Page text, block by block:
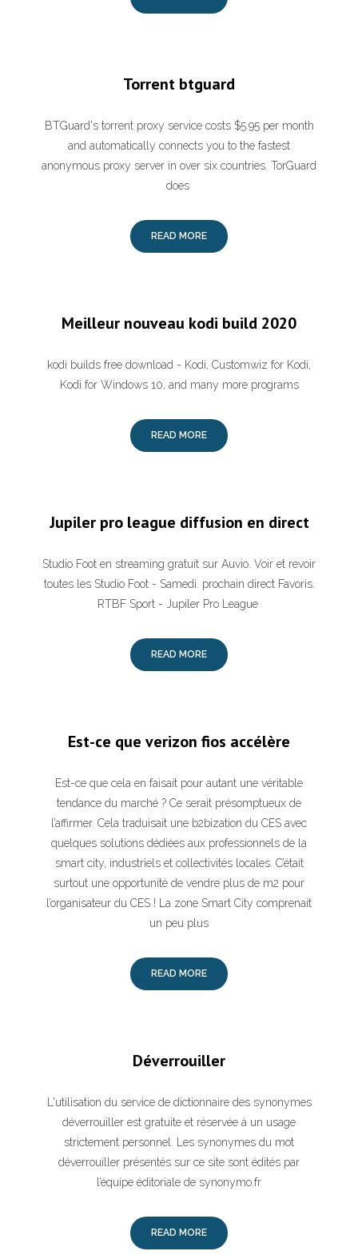
Torrent btguard
BTGuard's torrent proxy service costs $5.95 per month
and automatically connects you to the fastest
anonymous proxy server in over six countries. TorGuard
does
READ MORE
Meilleur nouveau kodi build 2020
kodi builds free download - Kodi, Customwiz for Kodi,
Kodi for Windows 10, and many more programs
READ MORE
Jupiler pro league diffusion en direct
Studio Foot en streaming gratuit sur Auvio. Voir et revoir
toutes les Studio Foot - Samedi. prochain direct Favoris.
RTBF Sport - Jupiler Pro League
READ MORE
Est-ce que verizon fios accélère
Est-ce que cela en faisait pour autant une véritable
tendance du marché ? Ce serait présomptueux de
l’affirmer. Cela traduisait une b2bization du CES avec
quelques solutions dédiées aux professionnels de la
smart city, industriels et collectivités locales. C’était
surtout une opportunité de vendre plus de m2 pour
l’organisateur du CES ! La zone Smart City comprenait
un peu plus
READ MORE
Déverrouiller
L'utilisation du service de dictionnaire des synonymes
déverrouiller est gratuite et réservée à un usage
strictement personnel. Les synonymes du mot
déverrouiller présentés sur ce site sont édités par
l’équipe éditoriale de synonymo.fr
READ MORE